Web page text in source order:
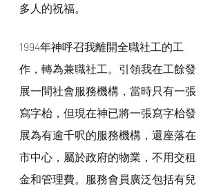
多人的祝福。
1994年神呼召我離開全職社工的工
作，轉為兼職社工。引領我在工餘發
展一間社會服務機構，當時只有一張
寫字枱，但現在神已將一張寫字枱發
展為有逾千呎的服務機構，還座落在
市中心，屬於政府的物業，不用交租
金和管理費。服務會員廣泛包括有兒